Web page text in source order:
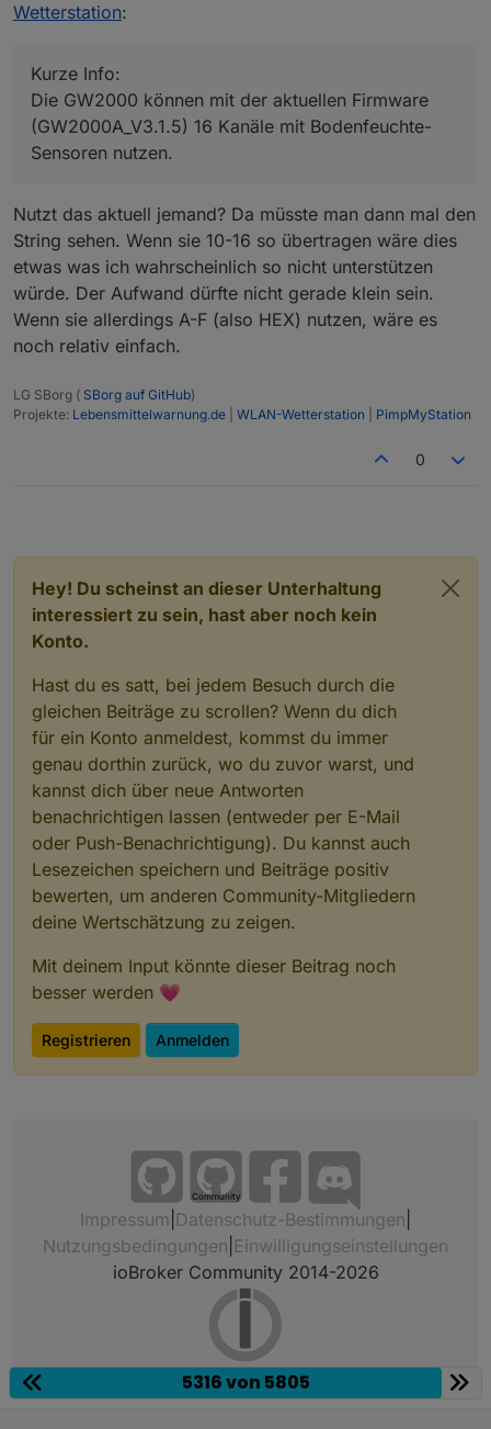
Wetterstation:
Kurze Info:
Die GW2000 können mit der aktuellen Firmware
(GW2000A_V3.1.5) 16 Kanäle mit Bodenfeuchte-
Sensoren nutzen.
Nutzt das aktuell jemand? Da müsste man dann mal den
String sehen. Wenn sie 10-16 so übertragen wäre dies
etwas was ich wahrscheinlich so nicht unterstützen
würde. Der Aufwand dürfte nicht gerade klein sein.
Wenn sie allerdings A-F (also HEX) nutzen, wäre es
noch relativ einfach.
LG SBorg ( SBorg auf GitHub)
Projekte: Lebensmittelwarnung.de WLAN-Wetterstation PimpMyStation
0
Hey! Du scheinst an dieser Unterhaltung
interessiert zu sein, hast aber noch kein
Konto.
Hast du es satt, bei jedem Besuch durch die
gleichen Beiträge zu scrollen? Wenn du dich
für ein Konto anmeldest, kommst du immer
genau dorthin zurück, wo du zuvor warst, und
kannst dich über neue Antworten
benachrichtigen lassen (entweder per E-Mail
oder Push-Benachrichtigung). Du kannst auch
Lesezeichen speichern und Beiträge positiv
bewerten, um anderen Community-Mitgliedern
deine Wertschätzung zu zeigen.
Mit deinem Input könnte dieser Beitrag noch
besser werden 💗
Registrieren Anmelden
Community
Impressum Datenschutz-Bestimmungen
Nutzungsbedingungen Einwilligungseinstellungen
ioBroker Community 2014-2026
5316 von 5805